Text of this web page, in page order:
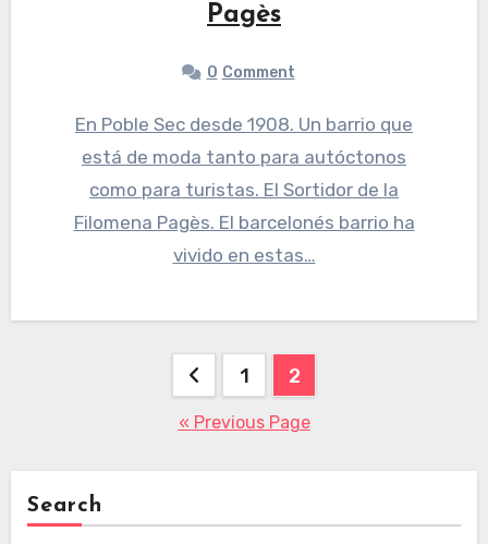
Pagès
0 Comment
En Poble Sec desde 1908. Un barrio que
está de moda tanto para autóctonos
como para turistas. El Sortidor de la
Filomena Pagès. El barcelonés barrio ha
vivido en estas…
pagination
1 2
« Previous Page
Search